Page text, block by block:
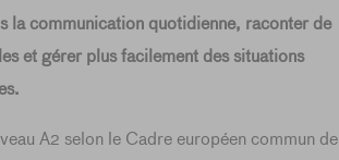
la communication quotidienne, raconter de
et gérer plus facilement des situations
A2 selon le Cadre européen commun de